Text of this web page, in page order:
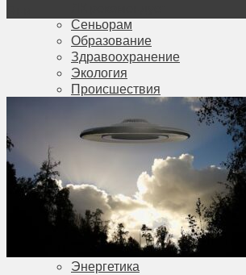
Сеньорам
Образование
Здравоохранение
Экология
Происшествия
Визиты
Выборы
Агроновости
Едим дома
Ищу семью
Духовное пространство
Спорт
Технологии
Энергетика